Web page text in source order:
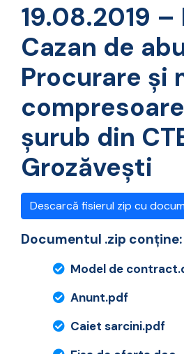
19.08.2019 –
Cazan de
Procurare și
șurub din
Grozăvești
Descarcă fisierul zip cu
Documentul .zip conține:
Model de
Anunt.pdf
Caiet sarcini.pdf